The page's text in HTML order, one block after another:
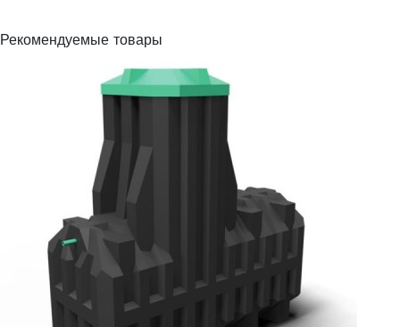
Рекомендуемые товары